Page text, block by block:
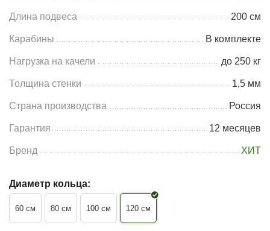
Длина подвеса 200 см
Карабины В комплекте
Нагрузка на качели до 250 кг
Толщина стенки 1,5 мм
Страна производства Россия
Гарантия 12 месяцев
Бренд ХИТ
Диаметр кольца:
60 см 80 см 100 см 120 см